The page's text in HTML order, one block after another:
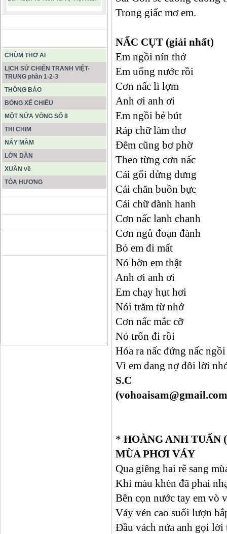
CHÙM THƠ AI
LỊCH SỬ CHIẾN TRANH VIỆT-
TRUNG phần 1-2-3
THÔNG BÁO
BÓNG XẾ CHIỀU
MỘT NỬA VÒNG SỐ 8
THI CHIM
NẨY MẦM
LỚN DẦN
XUÂN về
TỎA HƯƠNG
Trong giấc mơ em.
NẤC CỤT (giải nhất)
Em ngồi nín thở
Em uống nước rồi
Cơn nấc lì lợm
Anh ơi anh ơi
Em ngồi bẻ bút
Ráp chữ làm thơ
Đêm cũng bơ phờ
Theo từng cơn nấc
Cái gối dửng dưng
Cái chăn buồn bực
Cái chữ đành hanh
Cơn nấc lanh chanh
Cơn ngủ đoạn đành
Bỏ em đi mất
Nó hờn em thật
Anh ơi anh ơi
Em chạy hụt hơi
Nói trăm từ nhớ
Cơn nấc mắc cỡ
Nó trốn đi rồi
Hóa ra nấc đứng nấc ngồi
Vì em đang nợ đôi lời
S.C
* HOÀNG ANH TUẤN
MÙA PHƠI VÁY
Qua giêng hai rẽ sang
Khi màu khèn đã phai
Bên cọn nước tay em vò
Váy vén cao suối lượn
Đầu vách nứa anh gọi lời